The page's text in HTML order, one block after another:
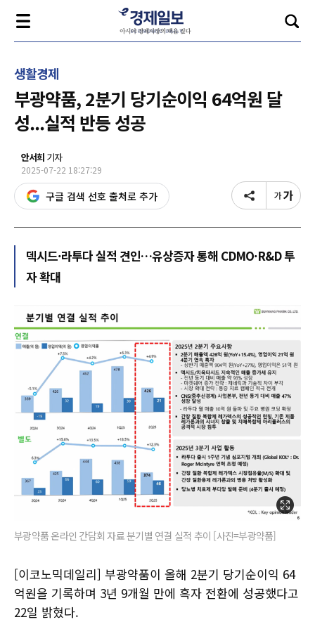
생활경제
부광약품, 2분기 당기순이익 64억원 달
성...실적 반등 성공
안서희 기자
2025-07-22 18:27:29
구글 검색 선호 출처로 추가
덱시드·라투다 실적 견인…유상증자 통해 CDMO·R&D 투
자 확대
부광약품 온라인 간담회 자료 분기별 연결 실적 추이 [사진=부광약품]
[이코노믹데일리] 부광약품이 올해 2분기 당기순이익 64
억원을 기록하며 3년 9개월 만에 흑자 전환에 성공했다고
22일 밝혔다.